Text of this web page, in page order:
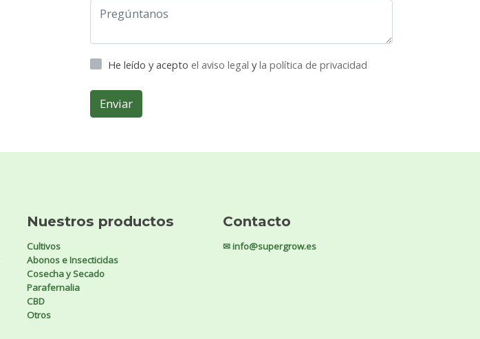
He leído y acepto el aviso legal yla política de privacidad
Enviar
Nuestros productos
Cultivos
Abonos e Insecticidas
Cosecha y Secado
Parafernalia
CBD
Otros
Contacto
✉ info@supergrow.es